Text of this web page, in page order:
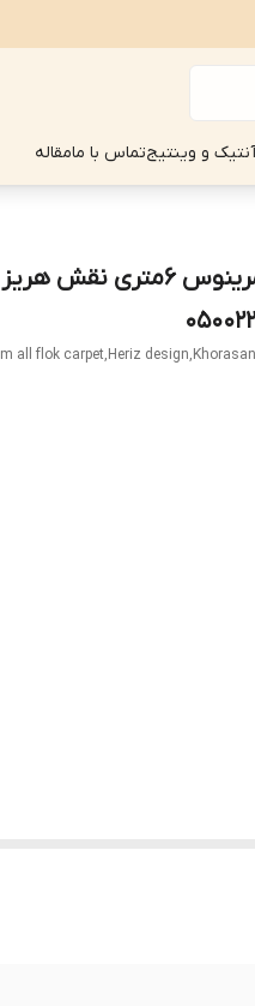
و وینتیجتماس با مامقاله
all flok carpet,Heriz